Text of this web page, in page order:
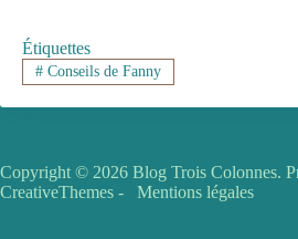
Étiquettes
#Conseils de Fanny
Copyright © 2026 Blog Trois Colonnes.
CreativeThemes - Mentions légales